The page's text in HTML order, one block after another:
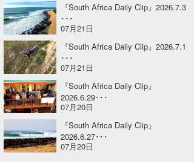
『South Africa Daily Clip』2026.7.3
･･･
07月21日
『South Africa Daily Clip』2026.7.1
･･･
07月21日
『South Africa Daily Clip』
2026.6.29･･･
07月20日
『South Africa Daily Clip』
2026.6.27･･･
07月20日
DELTA FORCE SURF
CBA Films
熊谷素子
進士剛光
田原啓江
植村未来
NOBUFUKU
大野”MAR”修聖
喜納海人
Aichan
chan-U
ECE
G◎Da
H
KID